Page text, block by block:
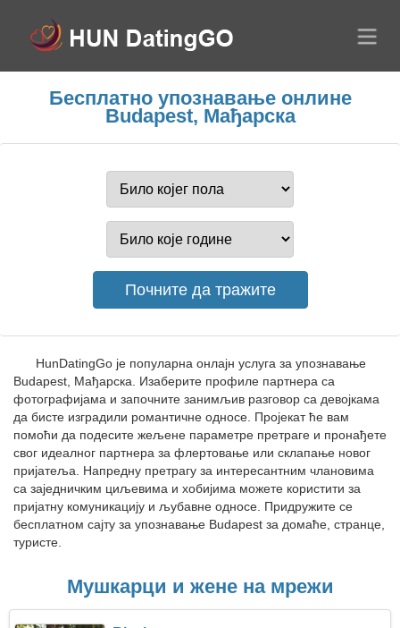
Бесплатно упознавање онлине
Budapest, Мађарска
HunDatingGo је популарна онлајн услуга за упознавање
Budapest, Мађарска. Изаберите профиле партнера са
фотографијама и започните занимљив разговор са девојкама
да бисте изградили романтичне односе. Пројекат ће вам
помоћи да подесите жељене параметре претраге и пронађете
свог идеалног партнера за флертовање или склапање новог
пријатеља. Напредну претрагу за интересантним члановима
са заједничким циљевима и хобијима можете користити за
пријатну комуникацију и љубавне односе. Придружите се
бесплатном сајту за упознавање Budapest за домаће, странце,
туристе.
Мушкарци и жене на мрежи